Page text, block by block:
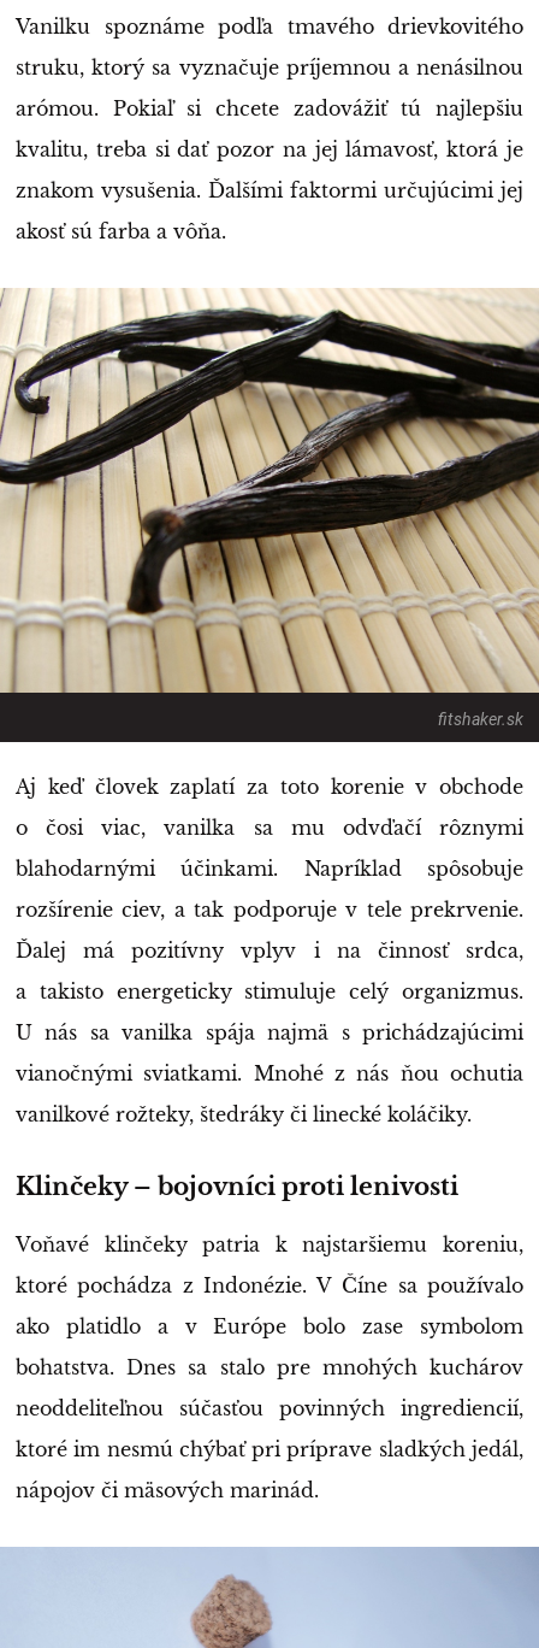
Vanilku spoznáme podľa tmavého drievkovitého
struku, ktorý sa vyznačuje príjemnou a nenásilnou
arómou. Pokiaľ si chcete zadovážiť tú najlepšiu
kvalitu, treba si dať pozor na jej lámavosť, ktorá je
znakom vysušenia. Ďalšími faktormi určujúcimi jej
akosť sú farba a vôňa.
fitshaker.sk
Aj keď človek zaplatí za toto korenie v obchode
o čosi viac, vanilka sa mu odvďačí rôznymi
blahodarnými účinkami. Napríklad spôsobuje
rozšírenie ciev, a tak podporuje v tele prekrvenie.
Ďalej má pozitívny vplyv i na činnosť srdca,
a takisto energeticky stimuluje celý organizmus.
U nás sa vanilka spája najmä s prichádzajúcimi
vianočnými sviatkami. Mnohé z nás ňou ochutia
vanilkové rožteky, štedráky či linecké koláčiky.
Klinčeky – bojovníci proti lenivosti
Voňavé klinčeky patria k najstaršiemu koreniu,
ktoré pochádza z Indonézie. V Číne sa používalo
ako platidlo a v Európe bolo zase symbolom
bohatstva. Dnes sa stalo pre mnohých kuchárov
neoddeliteľnou súčasťou povinných ingrediencií,
ktoré im nesmú chýbať pri príprave sladkých jedál,
nápojov či mäsových marinád.